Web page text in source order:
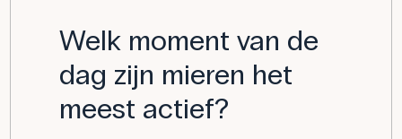
Welk moment van de
dag zijn mieren het
meest actief?